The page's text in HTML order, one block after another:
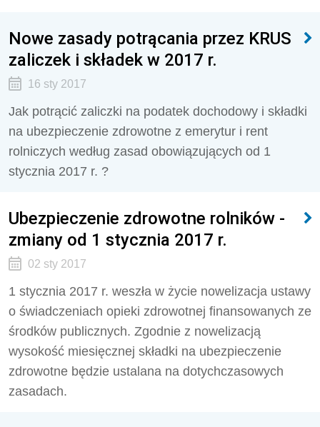
Nowe zasady potrącania przez KRUS
zaliczek i składek w 2017 r.
16 sty 2017
Jak potrącić zaliczki na podatek dochodowy i składki
na ubezpieczenie zdrowotne z emerytur i rent
rolniczych według zasad obowiązujących od 1
stycznia 2017 r. ?
Ubezpieczenie zdrowotne rolników -
zmiany od 1 stycznia 2017 r.
02 sty 2017
1 stycznia 2017 r. weszła w życie nowelizacja ustawy
o świadczeniach opieki zdrowotnej finansowanych ze
środków publicznych. Zgodnie z nowelizacją
wysokość miesięcznej składki na ubezpieczenie
zdrowotne będzie ustalana na dotychczasowych
zasadach.